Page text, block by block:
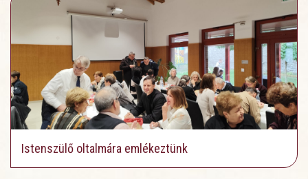
Istenszülő oltalmára emlékeztünk